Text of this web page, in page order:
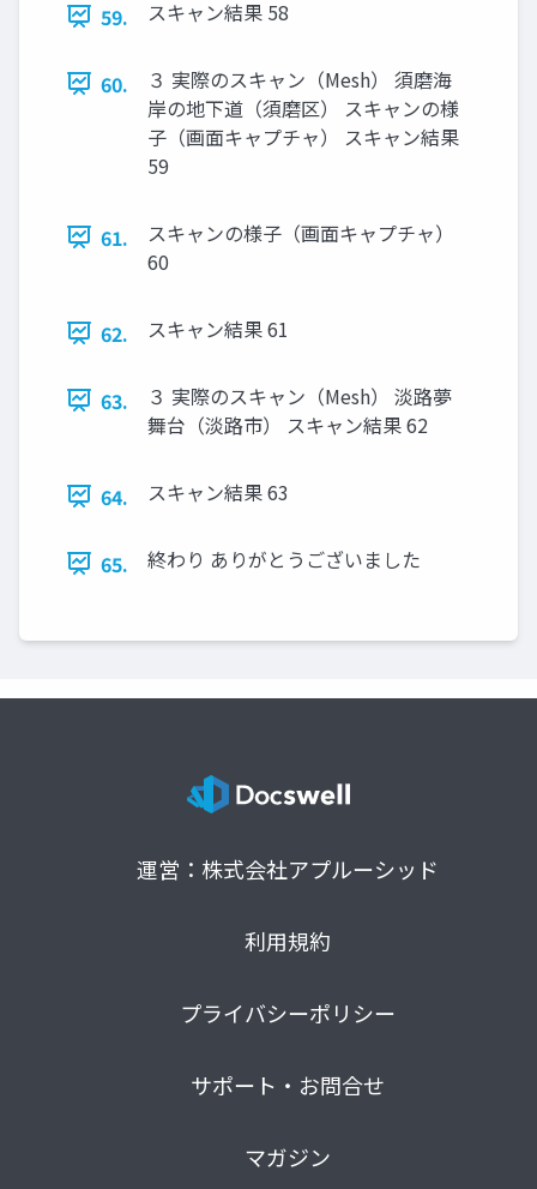
59. スキャン結果 58
60.
３ 実際のスキャン（Mesh） 須磨海
岸の地下道（須磨区） スキャンの様
子（画面キャプチャ） スキャン結果
59
61.
スキャンの様子（画面キャプチャ）
60
62. スキャン結果 61
63.
３ 実際のスキャン（Mesh） 淡路夢
舞台（淡路市） スキャン結果 62
64. スキャン結果 63
65. 終わり ありがとうございました
運営：株式会社アプルーシッド
利用規約
プライバシーポリシー
サポート・お問合せ
マガジン